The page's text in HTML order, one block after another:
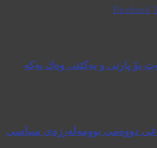
Facebook
بۆ پارتی و یەكێتی وەك یەكە
دووەمی بوومەلەرزەی سیاسی